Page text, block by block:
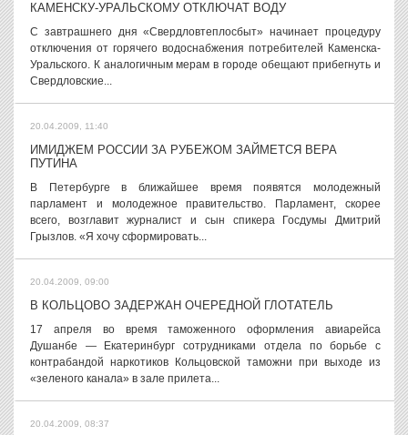
КАМЕНСКУ-УРАЛЬСКОМУ ОТКЛЮЧАТ ВОДУ
С завтрашнего дня «Свердловтеплосбыт» начинает процедуру
отключения от горячего водоснабжения потребителей Каменска-
Уральского. К аналогичным мерам в городе обещают прибегнуть и
Свердловские...
20.04.2009, 11:40
ИМИДЖЕМ РОССИИ ЗА РУБЕЖОМ ЗАЙМЕТСЯ ВЕРА
ПУТИНА
В Петербурге в ближайшее время появятся молодежный
парламент и молодежное правительство. Парламент, скорее
всего, возглавит журналист и сын спикера Госдумы Дмитрий
Грызлов. «Я хочу сформировать...
20.04.2009, 09:00
В КОЛЬЦОВО ЗАДЕРЖАН ОЧЕРЕДНОЙ ГЛОТАТЕЛЬ
17 апреля во время таможенного оформления авиарейса
Душанбе — Екатеринбург сотрудниками отдела по борьбе с
контрабандой наркотиков Кольцовской таможни при выходе из
«зеленого канала» в зале прилета...
20.04.2009, 08:37